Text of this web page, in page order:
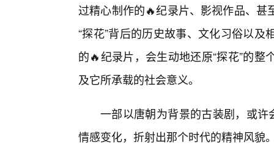
过精心制作的🔥纪录片、影视作品、
“探花”背后的历史故事、文化习俗以
的🔥纪录片，会生动地还原“探花”的
及它所承载的社会意义。
一部以唐朝为背景的古装剧，或许
情感变化，折射出那个时代的精神风貌